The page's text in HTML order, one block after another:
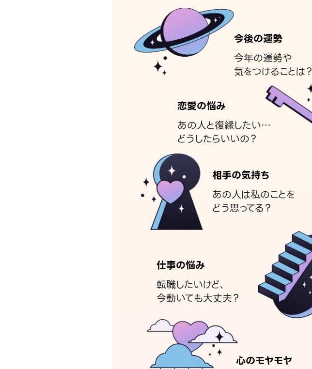
今後の運勢
今年の運勢や
気をつけることは？
恋愛の悩み
あの人と復縁したい…
どうしたらいいの？
相手の気持ち
あの人は私のことを
どう思ってる？
仕事の悩み
転職したいけど、
今動いても大丈夫？
心のモヤモヤ